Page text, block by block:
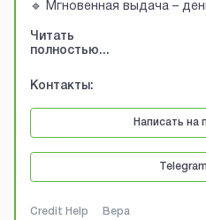
🔹 Мгновенная выдача –
Читать
полностью...
Контакты:
Написать на
Telegram
Credit Help Вера